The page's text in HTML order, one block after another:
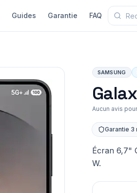
Guides Garantie FAQ
SAMSUNG
Aucun avis
Garantie 3
Écran 6,7"
W.